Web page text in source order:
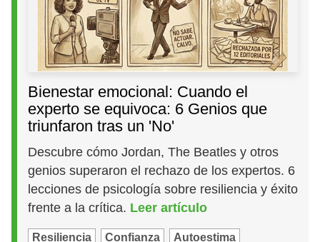
Bienestar emocional: Cuando el
experto se equivoca: 6 Genios que
triunfaron tras un 'No'
Descubre cómo Jordan, The Beatles y otros
genios superaron el rechazo de los expertos. 6
lecciones de psicología sobre resiliencia y éxito
frente a la crítica. Leer artículo
Resiliencia Confianza Autoestima